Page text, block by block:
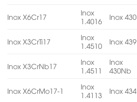
Inox X6Cr17
Inox
1.4016
Inox 430
Inox X3CrTi17
Inox
1.4510
Inox 439
Inox X3CrNb17
Inox
1.4511
Inox
430Nb
Inox X6CrMo17-1
Inox
1.4113
Inox 434